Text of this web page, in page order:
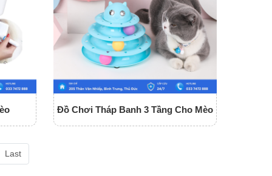
Đồ Chơi Tháp Banh 3 Tầng Cho Mèo
Last